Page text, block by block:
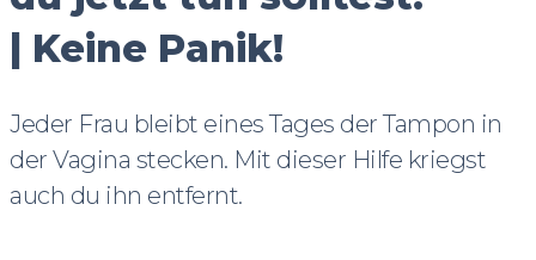
| Keine Panik!
Jeder Frau bleibt eines Tages der Tampon in
der Vagina stecken. Mit dieser Hilfe kriegst
auch du ihn entfernt.